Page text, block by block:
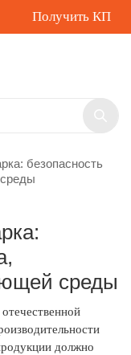
Получить КП
безопасность
среды
должно